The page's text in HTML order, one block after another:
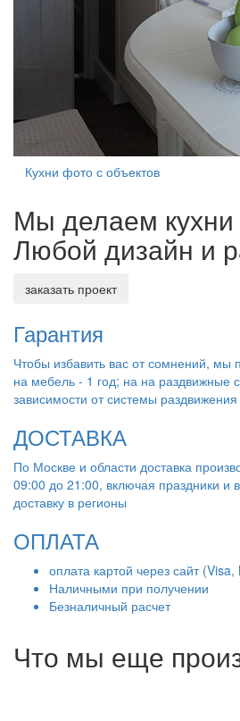
Кухни фото с объектов
Мы делаем кухни
Любой дизайн и
заказать проект
Гарантия
Чтобы избавить вас от сомнений, мы
на мебель - 1 год; на на раздвижные
зависимости от системы раздвижения
ДОСТАВКА
По Москве и области доставка
09:00 до 21:00, включая праздники и
доставку в регионы
ОПЛАТА
оплата картой через сайт
Наличными при получении
Безналичный расчет
Что мы еще